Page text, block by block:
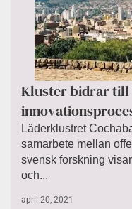
Kluster bidrar till
Läderklustret
samarbete mellan
svensk forskning
och...
april 20, 2021